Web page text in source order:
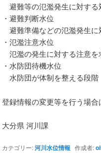
避難等の氾濫発生に対する
・避難判断水位
避難準備などの氾濫発生
・氾濫注意水位
氾濫の発生に対する注意を
・水防団待機水位
水防団が体制を整える段階
登録情報の変更等を行う場合
大分県 河川課
カテゴリー:河川水位情報 作成者: